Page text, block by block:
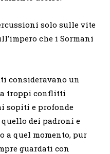
solo sulle vite
che i Sormani
consideravano un
troppi conflitti
sopiti e profonde
dei padroni e
a quel momento, pur
guardati con